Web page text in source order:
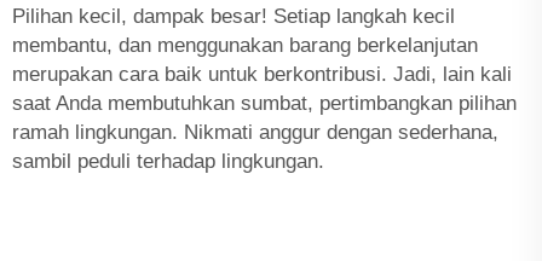
Pilihan kecil, dampak besar! Setiap langkah kecil
membantu, dan menggunakan barang berkelanjutan
merupakan cara baik untuk berkontribusi. Jadi, lain kali
saat Anda membutuhkan sumbat, pertimbangkan pilihan
ramah lingkungan. Nikmati anggur dengan sederhana,
sambil peduli terhadap lingkungan.